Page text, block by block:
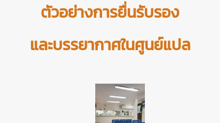
ตัวอย่างการยื่นรับรอง
และบรรยากาศในศูนย์แปล